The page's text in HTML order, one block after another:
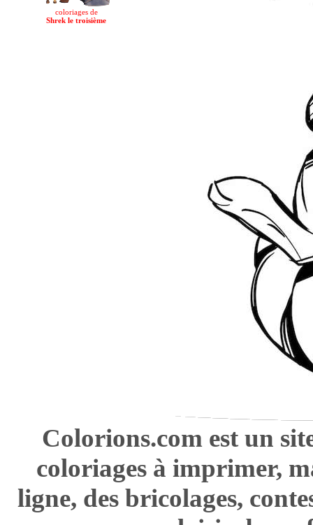
coloriages de
Shrek le troisième
Colorions.com est un
coloriages à imprimer,
ligne, des bricolages,